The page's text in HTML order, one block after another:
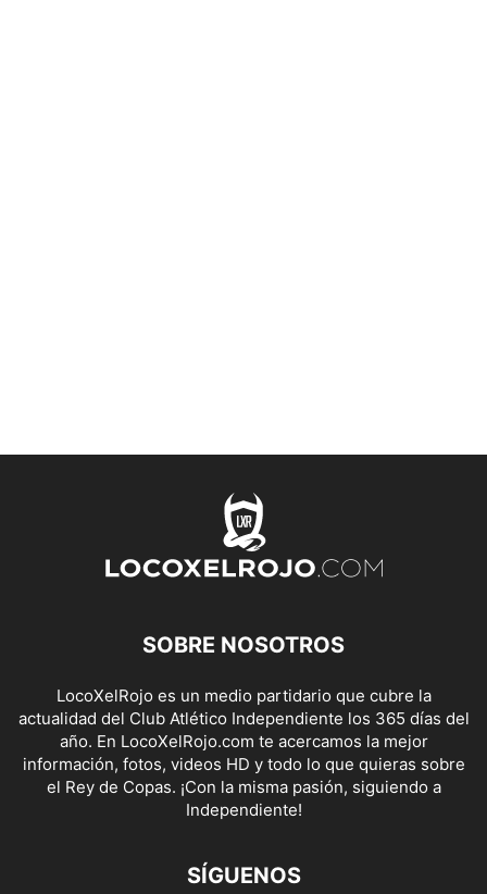
SOBRE NOSOTROS
LocoXelRojo es un medio partidario que cubre la
actualidad del Club Atlético Independiente los 365 días del
año. En LocoXelRojo.com te acercamos la mejor
información, fotos, videos HD y todo lo que quieras sobre
el Rey de Copas. ¡Con la misma pasión, siguiendo a
Independiente!
SÍGUENOS